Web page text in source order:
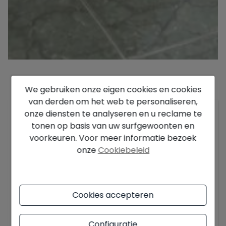
Beschrijving
Elegante woning volledig gerenoveerd, ruim en
licht
Deze prachtige woning van honderdelf m²,
op dagelijks comfort. De woning bevindt zich op
de tweede verdieping zonder lift.
De indeling biedt vier slaapkamers van
Toon meer
We gebruiken onze eigen cookies en cookies
van derden om het web te personaliseren,
onze diensten te analyseren en u reclame te
tonen op basis van uw surfgewoonten en
voorkeuren. Voor meer informatie bezoek
onzeCookiebeleid
Cookies accepteren